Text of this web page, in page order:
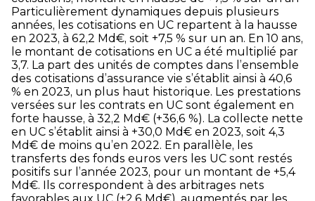
Particulièrement dynamiques depuis plusieurs
années, les cotisations en UC repartent à la hausse
en 2023, à 62,2 Md€, soit +7,5 % sur un an. En 10 ans,
le montant de cotisations en UC a été multiplié par
3,7. La part des unités de comptes dans l’ensemble
des cotisations d’assurance vie s’établit ainsi à 40,6
% en 2023, un plus haut historique. Les prestations
versées sur les contrats en UC sont également en
forte hausse, à 32,2 Md€ (+36,6 %). La collecte nette
en UC s’établit ainsi à +30,0 Md€ en 2023, soit 4,3
Md€ de moins qu’en 2022. En parallèle, les
transferts des fonds euros vers les UC sont restés
positifs sur l’année 2023, pour un montant de +5,4
Md€. Ils correspondent à des arbitrages nets
favorables aux UC (+2,6 Md€), augmentés par les